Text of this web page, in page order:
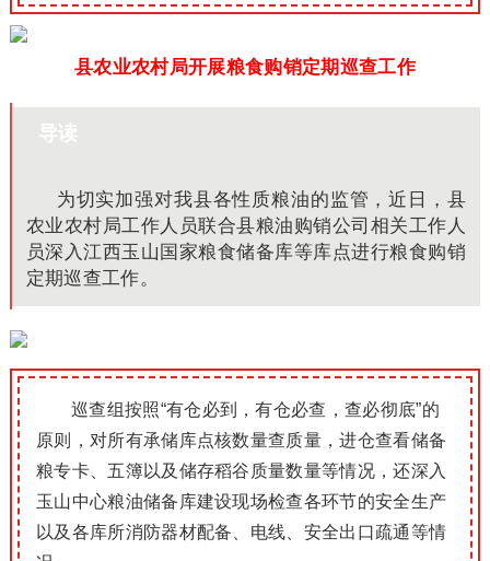
县农业农村局开展粮食购销定期巡查工作
导读
为切实加强对我县各性质粮油的监管，近日，县
农业农村局工作人员联合县粮油购销公司相关工作人
员深入江西玉山国家粮食储备库等库点进行粮食购销
定期巡查工作。
巡查组按照“有仓必到，有仓必查，查必彻底”的
原则，对所有承储库点核数量查质量，进仓查看储备
粮专卡、五簿以及储存稻谷质量数量等情况，还深入
玉山中心粮油储备库建设现场检查各环节的安全生产
以及各库所消防器材配备、电线、安全出口疏通等情